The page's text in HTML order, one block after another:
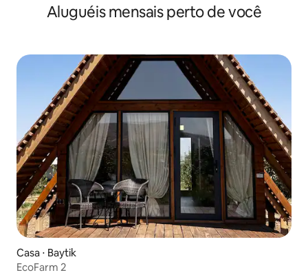
Aluguéis mensais perto de você
Casa ⋅ Baytik
EcoFarm 2